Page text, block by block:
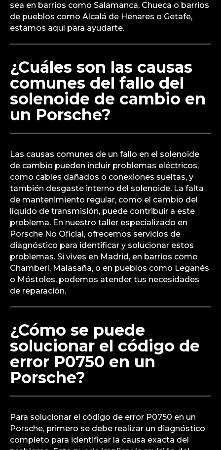
sea en barrios como Salamanca, Chueca o barrios
de pueblos como Alcalá de Henares o Getafe,
estamos aquí para ayudarte.
¿Cuáles son las causas
comunes del fallo del
solenoide de cambio en
un Porsche?
Las causas comunes de un fallo en el solenoide
de cambio pueden incluir problemas eléctricos,
como cables dañados o conexiones sueltas, y
también desgaste interno del solenoide. La falta
de mantenimiento regular, como el cambio del
líquido de transmisión, puede contribuir a este
problema. En nuestro taller especializado en
Porsche No Oficial, ofrecemos servicios de
diagnóstico para identificar y solucionar estos
problemas. Si vives en Madrid, en barrios como
Chamberí, Malasaña, o en pueblos como Leganés
o Móstoles, podemos atender tus necesidades
de reparación.
¿Cómo se puede
solucionar el código de
error P0750 en un
Porsche?
Para solucionar el código de error P0750 en un
Porsche, primero se debe realizar un diagnóstico
completo para identificar la causa exacta del